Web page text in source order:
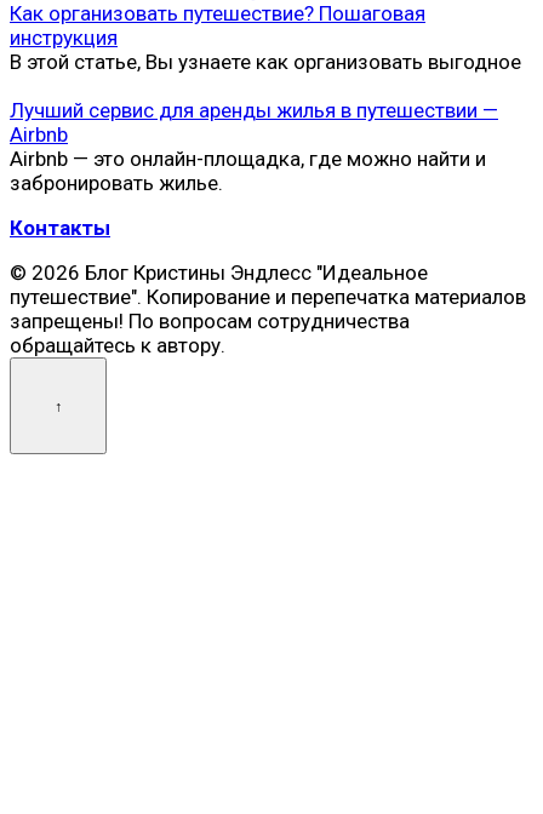
Как организовать путешествие? Пошаговая
инструкция
В этой статье, Вы узнаете как организовать выгодное
Лучший сервис для аренды жилья в путешествии —
Airbnb
Airbnb — это онлайн-площадка, где можно найти и
забронировать жилье.
Контакты
© 2026 Блог Кристины Эндлесс "Идеальное
путешествие". Копирование и перепечатка материалов
запрещены! По вопросам сотрудничества
обращайтесь к автору.